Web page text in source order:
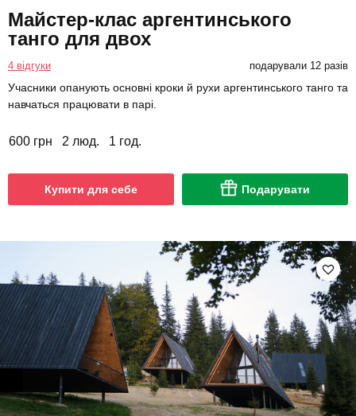
Майстер-клас аргентинського
танго для двох
4 відгуки подарували 12 разів
Учасники опанують основні кроки й рухи аргентинського танго та
навчаться працювати в парі.
600 грн 2 люд. 1 год.
Купити для себе Подарувати